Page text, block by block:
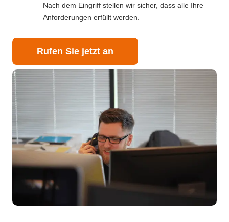
Nach dem Eingriff stellen wir sicher, dass alle Ihre
Anforderungen erfüllt werden.
Rufen Sie jetzt an